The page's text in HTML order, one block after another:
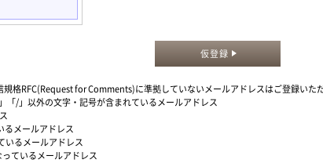
仮登録
格RFC(Request for Comments)に準拠していないメールアドレスはご登録いた
「/」以外の文字・記号が含まれているメールアドレス
るメールアドレス
いるメールアドレス
ているメールアドレス